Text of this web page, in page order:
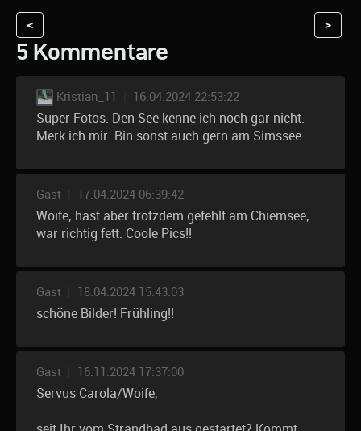
< >
5 Kommentare
Kristian_11 16.04.2024 22:53:22
Super Fotos. Den See kenne ich noch gar nicht.
Merk ich mir. Bin sonst auch gern am Simssee.
Gast 17.04.2024 06:39:42
Woife, hast aber trotzdem gefehlt am Chiemsee,
war richtig fett. Coole Pics!!
Gast 18.04.2024 15:43:03
schöne Bilder! Frühling!!
Gast 16.11.2024 17:37:00
Servus Carola/Woife,